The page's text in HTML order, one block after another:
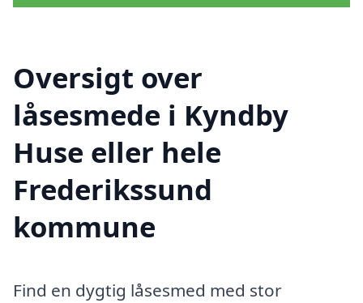
Oversigt over
låsesmede i Kyndby
Huse eller hele
Frederikssund
kommune
Find en dygtig låsesmed med stor